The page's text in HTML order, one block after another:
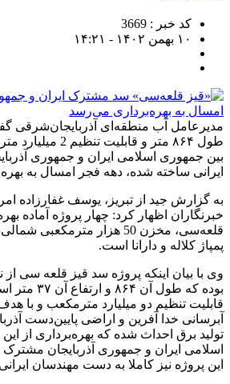
کد خبر : 3669
۱۰ بهمن ۱۴۰۲ - ۱۴:۲۱
مدیرعامل آب منطقه‌ای آذربایجان‌شرقی
طول ۸۶۴ متر و
بین جمهوری اسلامی ایران و جمهوری
ایرانی ساخته شده، دهه فجر امسال به
به گزارش جید از تبریز، یوسف غفارزاده
خبرنگاران اظهار کرد: چهار پروژه آماده
قلعه‌سی، مخزن 50 هزار
پمپاژ کلاله و دارانا است.
وی با بیان اینکه پروژه سد قیز قلعه سی
بوده که طول
قابلیت تنظیم دو میلیارد مترمکعب و با
آبرسانی خدا آفرین و اراضی پایین‌دست
تولید برق احداث شده که بهره‌برداری از
اسلامی ایران و جمهوری آذربایجان
این پروژه نیز کاملا به دست مهندسان